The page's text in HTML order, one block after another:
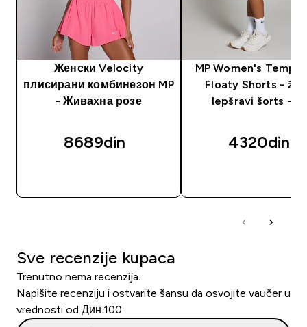
Женски Velocity
плисирани комбинезон MP
- Живахна розе
8689din‎
MP Women's Tempo
Floaty Shorts -
lepšravi šorts -
4320din‎
Sve recenzije kupaca
Trenutno nema recenzija.
Napišite recenziju i ostvarite šansu da osvojite vaučer u
vrednosti od Дин.100.